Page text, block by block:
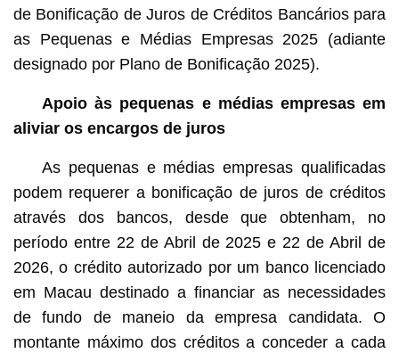
de Bonificação de Juros de Créditos Bancários para
as Pequenas e Médias Empresas 2025 (adiante
designado por Plano de Bonificação 2025).
Apoio às pequenas e médias empresas em
aliviar os encargos de juros
As pequenas e médias empresas qualificadas
podem requerer a bonificação de juros de créditos
através dos bancos, desde que obtenham, no
período entre 22 de Abril de 2025 e 22 de Abril de
2026, o crédito autorizado por um banco licenciado
em Macau destinado a financiar as necessidades
de fundo de maneio da empresa candidata. O
montante máximo dos créditos a conceder a cada